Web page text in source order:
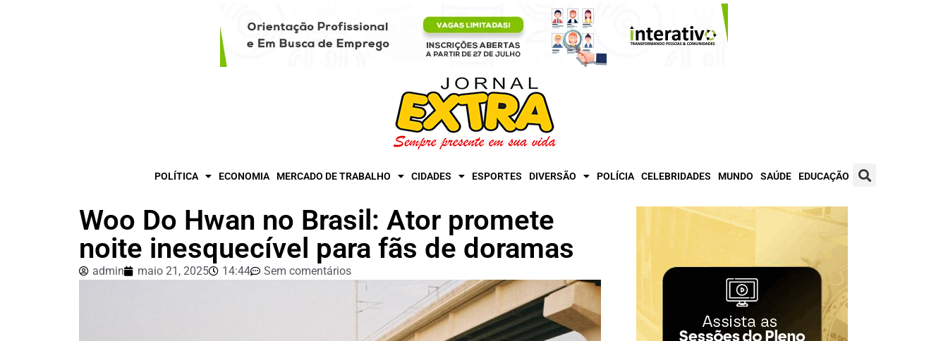
POLÍTICA ECONOMIA MERCADO DE TRABALHO CIDADES ESPORTES DIVERSÃO POLÍCIA CELEBRIDADES MUNDO SAÚDE EDUCAÇÃO
Woo Do Hwan no Brasil: Ator promete
noite inesquecível para fãs de doramas
admin maio 21, 2025 14:44 Sem comentários